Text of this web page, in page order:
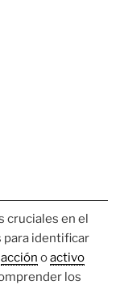
cruciales en el
para identificar
acción oactivo
los